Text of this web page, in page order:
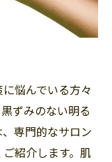
悩んでいる方々
ずみのない明る
専門的なサロン
紹介します。肌